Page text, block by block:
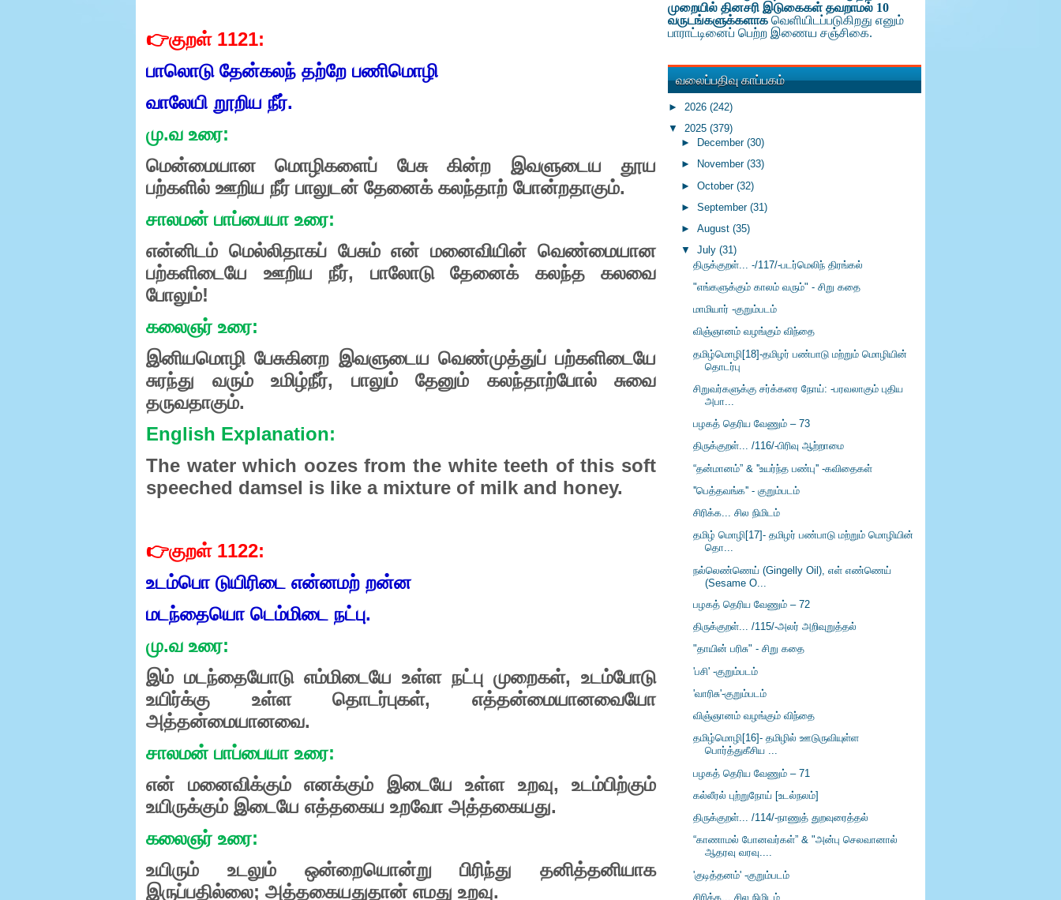
👉குறள்1121:
பாலொடு தேன்கலந் தற்றே பணிமொழி
வாலேயி றூறிய நீர்.
மு.வ உரை:
மென்மையான
மொழிகளைப் பேசு கின்ற இவளுடைய
தூய
பற்களில் ஊறிய நீர் பாலுடன் தேனைக் கலந்தாற் போன்றதாகும்.
சாலமன் பாப்பையா உரை:
என்னிடம் மெல்லிதாகப் பேசும் என் மனைவியின் வெண்மையான
பற்களிடையே
ஊறிய நீர், பாலோடு தேனைக் கலந்த
கலவை
போலும்!
கலைஞர் உரை:
இனியமொழி பேசுகினற இவளுடைய வெண்முத்துப் பற்களிடையே
சுரந்து
வரும் உமிழ்நீர், பாலும் தேனும் கலந்தாற்போல்
சுவை
தருவதாகும்.
English Explanation:
The water which oozes from the white teeth of this soft
speeched damsel is like a mixture of milk and honey.
👉குறள்1122:
உடம்பொ டுயிரிடை என்னமற் றன்ன
மடந்தையொ டெம்மிடை நட்பு.
மு.வ உரை:
இம் மடந்தையோடு எம்மிடையே உள்ள நட்பு முறைகள், உடம்போடு
உயிர்க்கு
உள்ள தொடர்புகள்,எத்தன்மையானவையோ
அத்தன்மையானவை.
சாலமன் பாப்பையா உரை:
என்
மனைவிக்கும் எனக்கும் இடையே உள்ள உறவு, உடம்பிற்கும்
உயிருக்கும் இடையே எத்தகைய உறவோ அத்தகையது.
கலைஞர் உரை:
உயிரும்
உடலும் ஒன்றையொன்று பிரிந்து
தனித்தனியாக
இருப்பதில்லை; அத்தகையதுதான் எமது உறவு.
முறையில் தினசரி இடுகைகள் தவறாமல் 10
வருடங்களுக்களாக வெளியிடப்படுகிறது எனும்
பாராட்டினைப் பெற்ற இணைய சஞ்சிகை.
வலைப்பதிவு காப்பகம்
► 2026 (242)
▼ 2025 (379)
►
December (30)
►
November (33)
► October (32)
► September (31)
► August (35)
▼ July (31)
திருக்குறள்... -/117/-படர்மெலிந் திரங்கல்
"எங்களுக்கும் காலம் வரும்" - சிறு கதை
மாமியார் -குறும்படம்
விஞ்ஞானம் வழங்கும் விந்தை
தமிழ்மொழி[18]-தமிழர் பண்பாடு மற்றும் மொழியின்
தொடர்பு
சிறுவர்களுக்கு சர்க்கரை நோய்: -பரவலாகும் புதிய
அபா...
பழகத் தெரிய வேணும் – 73
திருக்குறள்... /116/-பிரிவு ஆற்றாமை
“தன்மானம்” & ''உயர்ந்த பண்பு'' -கவிதைகள்
''பெத்தவங்க'' - குறும்படம்
சிரிக்க... சில நிமிடம்
தமிழ் மொழி[17]- தமிழர் பண்பாடு மற்றும் மொழியின்
தொ...
நல்லெண்ணெய் (Gingelly Oil), எள் எண்ணெய்
(Sesame O...
பழகத் தெரிய வேணும் – 72
திருக்குறள்... /115/-அலர் அறிவுறுத்தல்
"தாயின் பரிசு" - சிறு கதை
'பசி' -குறும்படம்
'வாரிசு'-குறும்படம்
விஞ்ஞானம் வழங்கும் விந்தை
தமிழ்மொழி[16]- தமிழில் ஊடுருவியுள்ள
பொர்த்துகீசிய ...
பழகத் தெரிய வேணும் – 71
கல்லீரல் புற்றுநோய் [உடல்நலம்]
திருக்குறள்... /114/-நாணுத் துறவுரைத்தல்
“காணாமல் போனவர்கள்” & "அன்பு செலவானால்
ஆதரவு வரவு....
'குடித்தனம்' -குறும்படம்
சிரிக்க... சில நிமிடம்